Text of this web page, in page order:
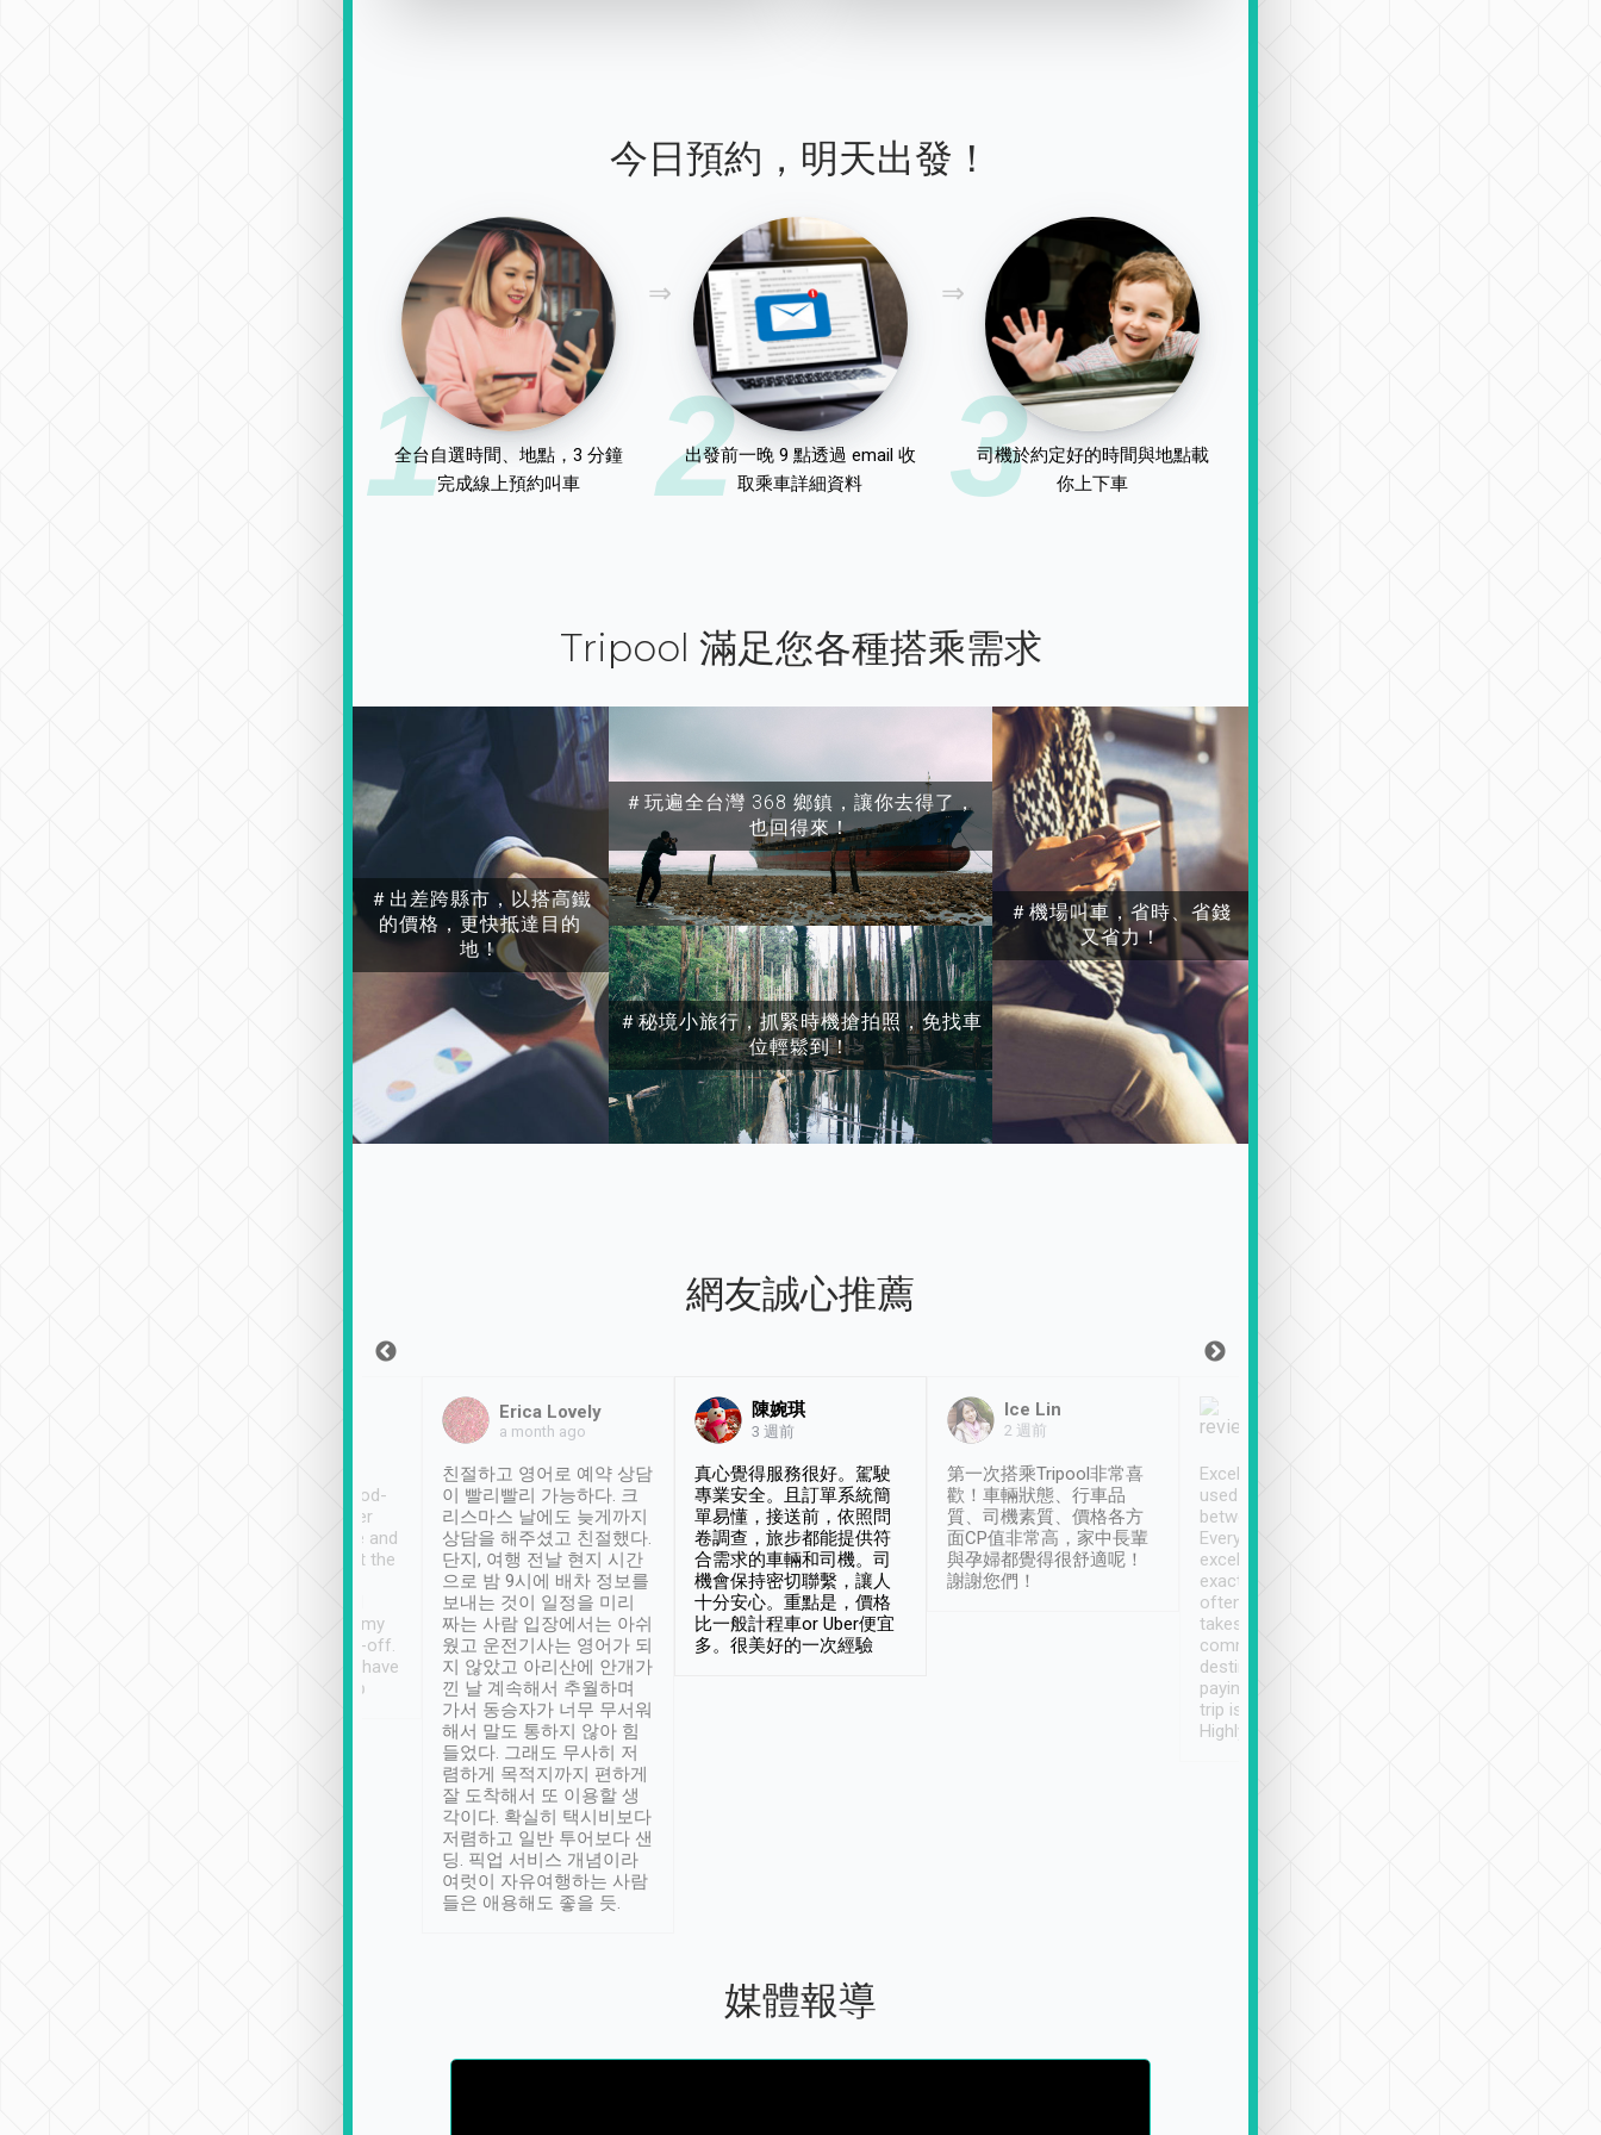
今日預約，明天出發！
1
全台自選時間、地點，3 分鐘
完成線上預約叫車
2
出發前一晚 9 點透過 email 收
取乘車詳細資料
3
司機於約定好的時間與地點載
你上下車
Tripool 滿足您各種搭乘需求
＃出差跨縣市，以搭高鐵
的價格，更快抵達目的
地！
＃玩遍全台灣 368 鄉鎮，讓你去得了，
也回得來！
＃秘境小旅行，抓緊時機搶拍照，免找車
位輕鬆到！
＃機場叫車，省時、省錢
又省力！
網友誠心推薦
service, vehicles in good-
condition and the driver
service was awesome and
thoughtful. Driver went the
have safely arrived at my
destination after drop-off.
Definitely something I have
not seen elsewhere 👍
Erica Lovely
a month ago
친절하고 영어로 예약 상담
이 빨리빨리 가능하다. 크
리스마스 날에도 늦게까지
상담을 해주셨고 친절했다.
단지, 여행 전날 현지 시간
으로 밤 9시에 배차 정보를
보내는 것이 일정을 미리
짜는 사람 입장에서는 아쉬
웠고 운전기사는 영어가 되
지 않았고 아리산에 안개가
낀 날 계속해서 추월하며
가서 동승자가 너무 무서워
해서 말도 통하지 않아 힘
들었다. 그래도 무사히 저
렴하게 목적지까지 편하게
잘 도착해서 또 이용할 생
각이다. 확실히 택시비보다
저렴하고 일반 투어보다 샌
딩. 픽업 서비스 개념이라
여럿이 자유여행하는 사람
들은 애용해도 좋을 듯.
陳婉琪
3 週前
真心覺得服務很好。駕駛
專業安全。且訂單系統簡
單易懂，接送前，依照問
卷調查，旅步都能提供符
合需求的車輛和司機。司
機會保持密切聯繫，讓人
十分安心。重點是，價格
比一般計程車or Uber便宜
多。很美好的一次經驗
Ice Lin
2 週前
第一次搭乘Tripool非常喜
歡！車輛狀態、行車品
質、司機素質、價格各方
面CP值非常高，家中長輩
與孕婦都覺得很舒適呢！
謝謝您們！
Excellent service. We have
used Tripool to travel
between cities in Taiwan.
Every driver has been
excellent and arrives
exactly on time. As there is
often limited English it
takes the difficulty out of
communicating the
destination details and
paying online prior to the
trip is very convenient.
Highly recommended
媒體報導